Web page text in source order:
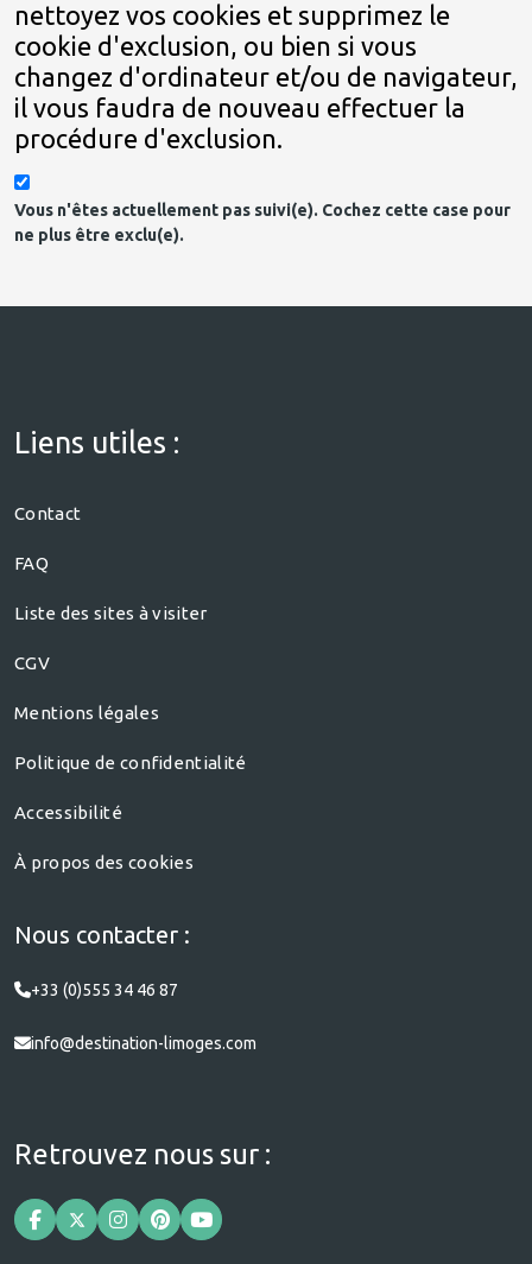
nettoyez vos cookies et supprimez le
cookie d'exclusion, ou bien si vous
changez d'ordinateur et/ou de navigateur,
il vous faudra de nouveau effectuer la
procédure d'exclusion.
Vous n'êtes actuellement pas suivi(e). Cochez cette case pour
ne plus être exclu(e).
Liens utiles :
Contact
FAQ
Liste des sites à visiter
CGV
Mentions légales
Politique de confidentialité
Accessibilité
À propos des cookies
Nous contacter :
+33 (0)555 34 46 87
info@destination-limoges.com
Retrouvez nous sur :